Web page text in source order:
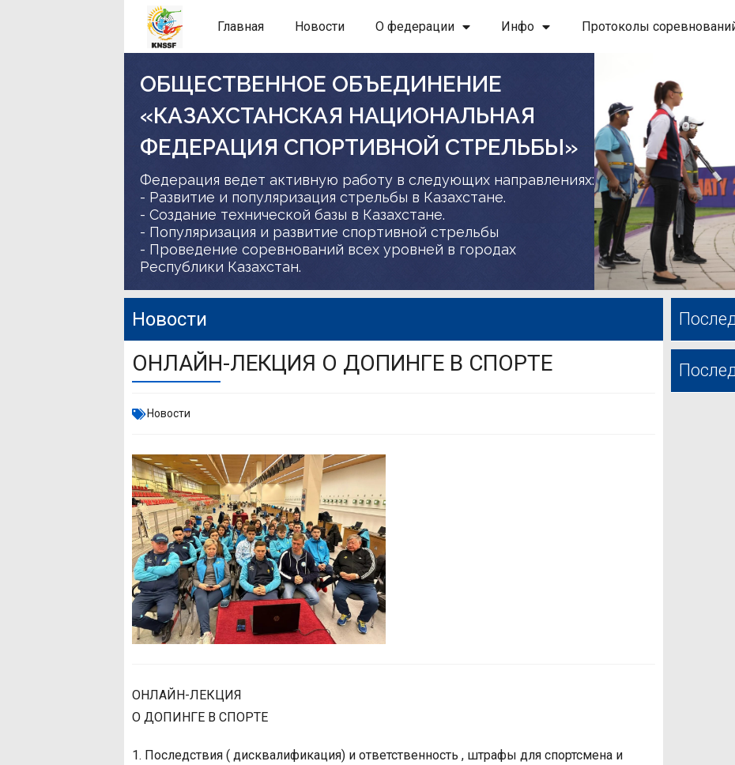
Главная Новости О федерации Инфо Протоколы
ОБЩЕСТВЕННОЕ ОБЪЕДИНЕНИЕ
«КАЗАХСТАНСКАЯ НАЦИОНАЛЬНАЯ
ФЕДЕРАЦИЯ СПОРТИВНОЙ СТРЕЛЬБЫ»
Федерация ведет активную работу в следующих направлениях:
- Развитие и популяризация стрельбы в Казахстане.
- Создание технической базы в Казахстане.
- Популяризация и развитие спортивной стрельбы
- Проведение соревнований всех уровней в городах
Республики Казахстан.
Новости
ОНЛАЙН-ЛЕКЦИЯ О ДОПИНГЕ В СПОРТЕ
Новости
ОНЛАЙН-ЛЕКЦИЯ
О ДОПИНГЕ В СПОРТЕ
1. Последствия ( дисквалификация) и ответственность , штрафы для спортсмена и